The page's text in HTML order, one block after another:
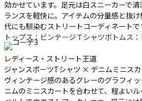
効かせています。足元は白スニーカーで
ランスを軽快に。アイテムの分量感と抜
代にも馴染むストリートコーディネートで
トップス：ビンテージＴシャツボトムス
レディース・ストリート王道
ジャンスポーツTシャツ × デニムミニス
ヴィンテージ感のあるグレーのグラフィ
ニムのミニスカートを合わせて、程よい